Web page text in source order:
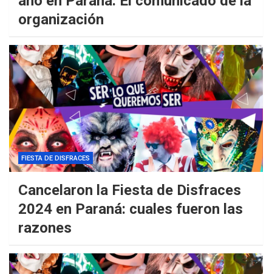
organización
FIESTA DE DISFRACES
Cancelaron la Fiesta de Disfraces
2024 en Paraná: cuales fueron las
razones